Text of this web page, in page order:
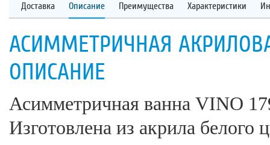
Доставка Описание Преимущества Характеристики
АСИММЕТРИЧНАЯ
ОПИСАНИЕ
Асимметричная ванна VINO
Изготовлена из акрила белого